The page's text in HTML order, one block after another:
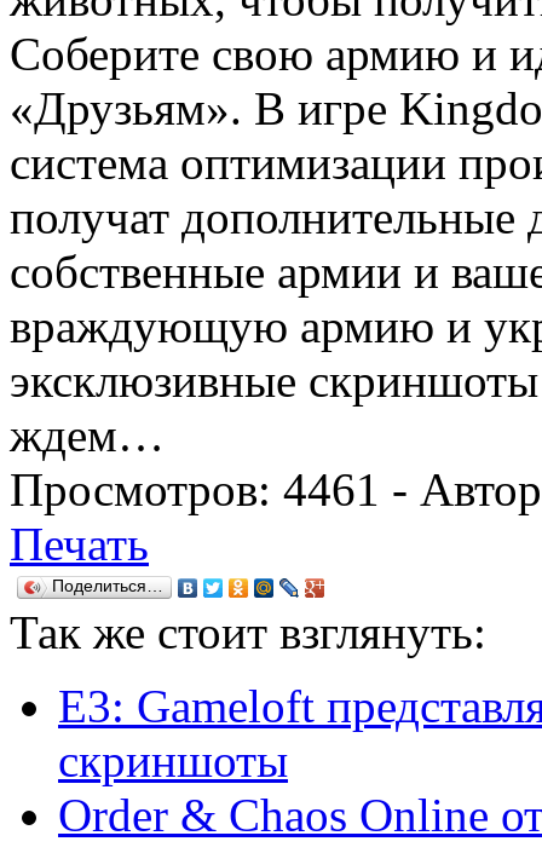
Соберите свою армию и
«Друзьям». В игре
система оптимизации
получат дополнительные
собственные армии и
враждующую армию и
эксклюзивные
ждем…
Просмотров: 4461 -
Печать
Поделиться…
Так же стоит взглянуть:
E3: Gameloft
скриншоты
Order & Chaos Online